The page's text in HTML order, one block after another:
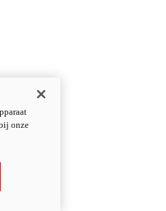
onze